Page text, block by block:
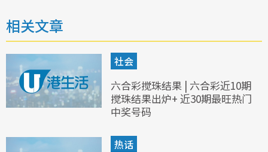
相关文章
社会
六合彩搅珠结果 | 六合彩近10期
搅珠结果出炉+ 近30期最旺热门
中奖号码
热话